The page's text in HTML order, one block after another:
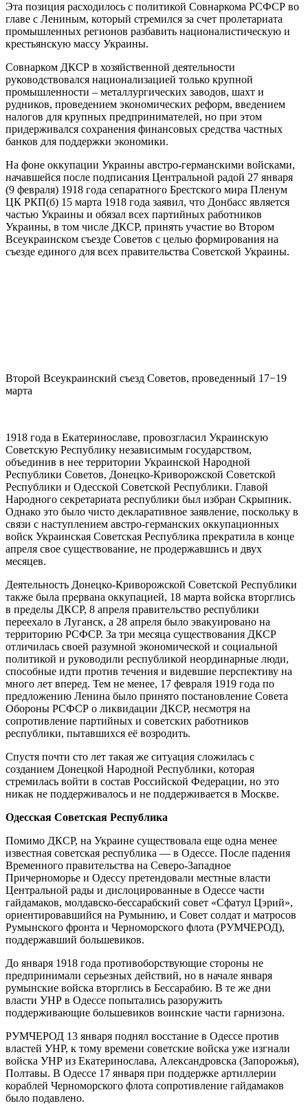
Эта позиция расходилось с политикой Совнаркома РСФСР во
главе с Лениным, который стремился за счет пролетариата
промышленных регионов разбавить националистическую и
крестьянскую массу Украины.
Совнарком ДКСР в хозяйственной деятельности
руководствовался национализацией только крупной
промышленности – металлургических заводов, шахт и
рудников, проведением экономических реформ, введением
налогов для крупных предпринимателей, но при этом
придерживался сохранения финансовых средства частных
банков для поддержки экономики.
На фоне оккупации Украины австро-германскими войсками,
начавшейся после подписания Центральной радой 27 января
(9 февраля) 1918 года сепаратного Брестского мира Пленум
ЦК РКП(б) 15 марта 1918 года заявил, что Донбасс является
частью Украины и обязал всех партийных работников
Украины, в том числе ДКСР, принять участие во Втором
Всеукраинском съезде Советов с целью формирования на
съезде единого для всех правительства Советской Украины.
Второй Всеукраинский съезд Советов, проведенный 17−19
марта
1918 года в Екатеринославе, провозгласил Украинскую
Советскую Республику независимым государством,
объединив в нее территории Украинской Народной
Республики Советов, Донецко-Криворожской Советской
Республики и Одесской Советской Республики. Главой
Народного секретариата республики был избран Скрыпник.
Однако это было чисто декларативное заявление, поскольку в
связи с наступлением австро-германских оккупационных
войск Украинская Советская Республика прекратила в конце
апреля свое существование, не продержавшись и двух
месяцев.
Деятельность Донецко-Криворожской Советской Республики
также была прервана оккупацией, 18 марта войска вторглись
в пределы ДКСР, 8 апреля правительство республики
переехало в Луганск, а 28 апреля было эвакуировано на
территорию РСФСР. За три месяца существования ДКСР
отличилась своей разумной экономической и социальной
политикой и руководили республикой неординарные люди,
способные идти против течения и видевшие перспективу на
много лет вперед. Тем не менее, 17 февраля 1919 года по
предложению Ленина было принято постановление Совета
Обороны РСФСР о ликвидации ДКСР, несмотря на
сопротивление партийных и советских работников
республики, пытавшихся её возродить.
Спустя почти сто лет такая же ситуация сложилась с
созданием Донецкой Народной Республики, которая
стремилась войти в состав Российской Федерации, но это
никак не поддерживалось и не поддерживается в Москве.
Одесская Советская Республика
Помимо ДКСР, на Украине существовала еще одна менее
известная советская республика — в Одессе. После падения
Временного правительства на Северо-Западное
Причерноморье и Одессу претендовали местные власти
Центральной рады и дислоцированные в Одессе части
гайдамаков, молдавско-бессарабский совет «Сфатул Цэрий»,
ориентировавшийся на Румынию, и Совет солдат и матросов
Румынского фронта и Черноморского флота (РУМЧЕРОД),
поддержавший большевиков.
До января 1918 года противоборствующие стороны не
предпринимали серьезных действий, но в начале января
румынские войска вторглись в Бессарабию. В те же дни
власти УНР в Одессе попытались разоружить
поддерживающие большевиков воинские части гарнизона.
РУМЧЕРОД 13 января поднял восстание в Одессе против
властей УНР, к тому времени советские войска уже изгнали
войска УНР из Екатеринослава, Александровска (Запорожья),
Полтавы. В Одессе 17 января при поддержке артиллерии
кораблей Черноморского флота сопротивление гайдамаков
было подавлено.